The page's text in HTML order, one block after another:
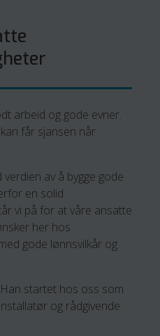
arbeid og gode evner.
får sjansen når
av å bygge gode
en solid
vi på for at våre ansatte
her hos
gode lønnsvilkår og
startet hos oss som
og rådgivende